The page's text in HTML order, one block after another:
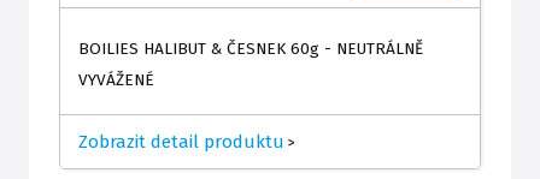
BOILIES HALIBUT & ČESNEK 60g - NEUTRÁLNĚ
VYVÁŽENÉ
Zobrazit detail produktu >